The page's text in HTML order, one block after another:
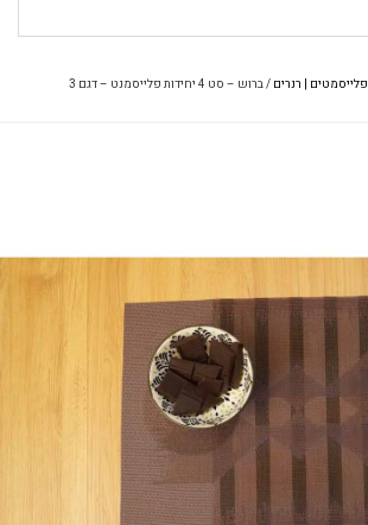
פלייסמטים | רנרים / ברוש – סט 4 יחידות פלייסמנט – דגם 3